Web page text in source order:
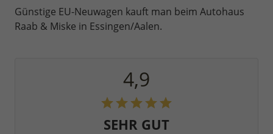
Günstige EU-Neuwagen kauft man beim Autohaus
Raab & Miske in Essingen/Aalen.
4,9
SEHR GUT